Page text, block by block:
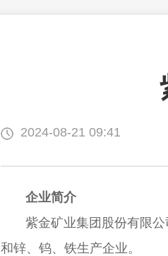
2024-08-21 09:41
企业简介
紫金矿业集团股份有限公
和锌、钨、铁生产企业。